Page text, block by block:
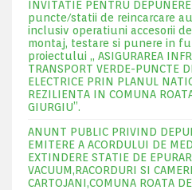
INVITATIE PENTRU
puncte/statii de reincarcare
inclusiv operatiuni accesorii
montaj, testare si punere in
proiectului „ ASIGURAREA
TRANSPORT VERDE-PUNCTE
ELECTRICE PRIN PLANUL
REZILIENTA IN COMUNA
GIURGIU”.
ANUNT PUBLIC PRIVIND
EMITERE A ACORDULUI DE
EXTINDERE STATIE DE
VACUUM,RACORDURI SI
CARTOJANI,COMUNA ROATA